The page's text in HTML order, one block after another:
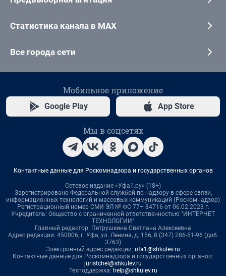
Статистика канала в MAX
Все города сети
Мобильное приложение
Google Play App Store
Мы в соцсетях
Контактные данные для Роскомнадзора и государственных органов
Сетевое издание «Уфа1.ру» (18+)
Зарегистрировано Федеральной службой по надзору в сфере связи,
информационных технологий и массовых коммуникаций (Роскомнадзор)
Регистрационный номер СМИ ЭЛ № ФС 77– 84716 от 06.02.2023 г.
Учредитель: Общество с ограниченной ответственностью "ИНТЕРНЕТ
ТЕХНОЛОГИИ"
Главный редактор: Петрушкина Светлана Алексеевна
Адрес редакции: 450006, г. Уфа, ул. Ленина, д. 156, 8 (347) 286-51-96 (доб.
3763)
Электронный адрес редакции: ufa1@shkulev.ru
Контактные данные для Роскомнадзора и государственных органов:
juristchel@shkulev.ru
Техподдержка: help@shkulev.ru